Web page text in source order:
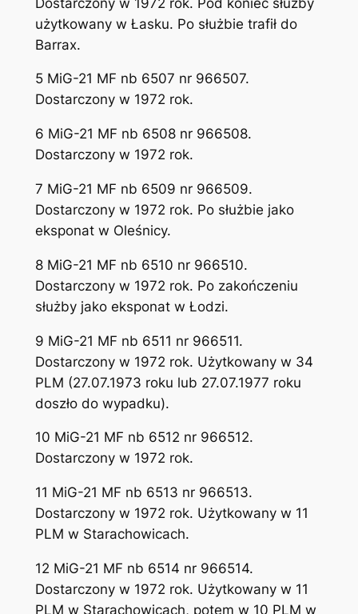
użytkowany w Łasku. Po służbie trafił do
Barrax.
5 MiG-21 MF nb 6507 nr 966507.
Dostarczony w 1972 rok.
6 MiG-21 MF nb 6508 nr 966508.
Dostarczony w 1972 rok.
7 MiG-21 MF nb 6509 nr 966509.
Dostarczony w 1972 rok. Po służbie jako
eksponat w Oleśnicy.
8 MiG-21 MF nb 6510 nr 966510.
Dostarczony w 1972 rok. Po zakończeniu
służby jako eksponat w Łodzi.
9 MiG-21 MF nb 6511 nr 966511.
Dostarczony w 1972 rok. Użytkowany w 34
PLM (27.07.1973 roku lub 27.07.1977 roku
doszło do wypadku).
10 MiG-21 MF nb 6512 nr 966512.
Dostarczony w 1972 rok.
11 MiG-21 MF nb 6513 nr 966513.
Dostarczony w 1972 rok. Użytkowany w 11
PLM w Starachowicach.
12 MiG-21 MF nb 6514 nr 966514.
Dostarczony w 1972 rok. Użytkowany w 11
PLM w Starachowicach, potem w 10 PLM w